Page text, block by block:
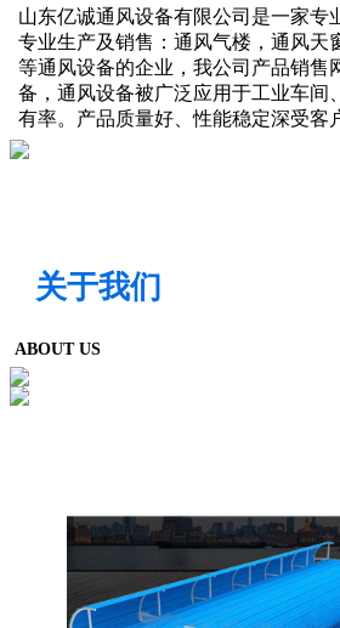
山东亿诚通风设备有限公司是一家
专业生产及销售：通风气楼，通风天
等通风设备的企业，我公司产品销售
备，通风设备被广泛应用于工业车间
有率。产品质量好、性能稳定深受
关于我们
ABOUT US